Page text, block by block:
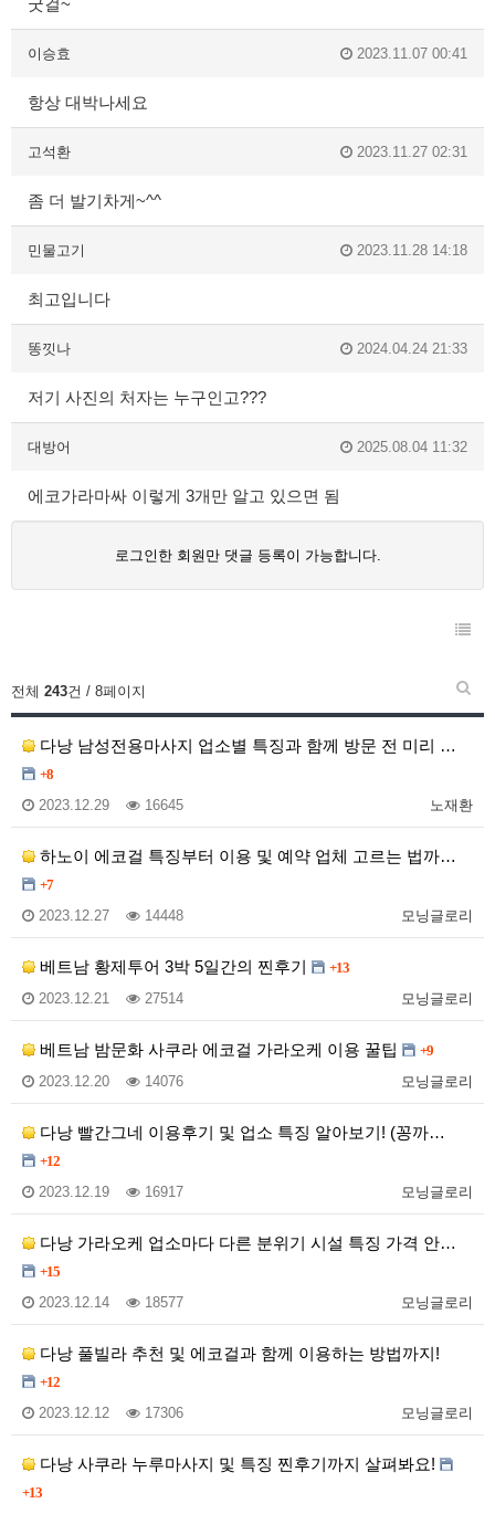
굿걸~
이승효 2023.11.07 00:41
항상 대박나세요
고석환 2023.11.27 02:31
좀 더 발기차게~^^
민물고기 2023.11.28 14:18
최고입니다
똥낏나 2024.04.24 21:33
저기 사진의 처자는 누구인고???
대방어 2025.08.04 11:32
에코가라마싸 이렇게 3개만 알고 있으면 됨
로그인한 회원만 댓글 등록이 가능합니다.
전체 243건 / 8페이지
다낭 남성전용마사지 업소별 특징과 함께 방문 전 미리 …
+8
노재환
2023.12.29 16645
하노이 에코걸 특징부터 이용 및 예약 업체 고르는 법까…
+7
모닝글로리
2023.12.27 14448
베트남 황제투어 3박 5일간의 찐후기 +13
모닝글로리
2023.12.21 27514
베트남 밤문화 사쿠라 에코걸 가라오케 이용 꿀팁 +9
모닝글로리
2023.12.20 14076
다낭 빨간그네 이용후기 및 업소 특징 알아보기! (꽁까…
+12
모닝글로리
2023.12.19 16917
다낭 가라오케 업소마다 다른 분위기 시설 특징 가격 안…
+15
모닝글로리
2023.12.14 18577
다낭 풀빌라 추천 및 에코걸과 함께 이용하는 방법까지!
+12
모닝글로리
2023.12.12 17306
다낭 사쿠라 누루마사지 및 특징 찐후기까지 살펴봐요!
+13